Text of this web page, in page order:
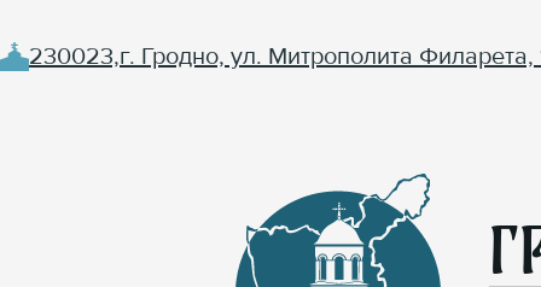
230023,г. Гродно, ул. Митрополита Филарета,